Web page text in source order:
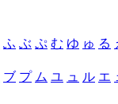
ふ ぶ ぷ む ゆ ゅ る
ブ プ ム ユ ュ ル エ